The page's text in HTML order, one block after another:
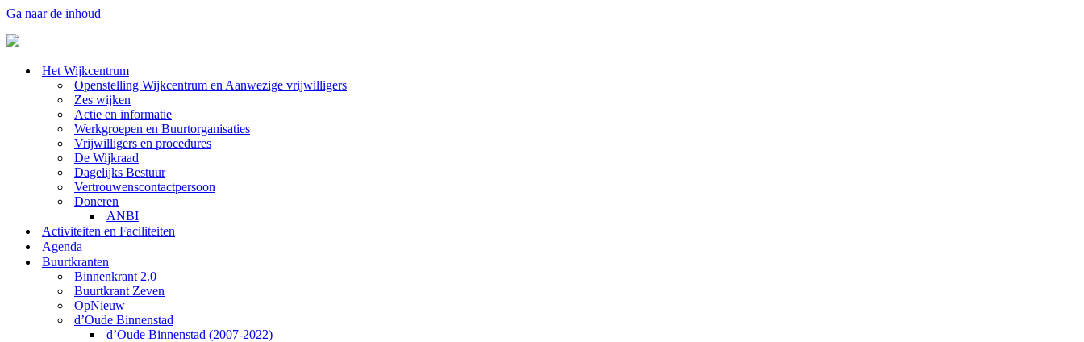
Ga naar de inhoud
Het Wijkcentrum
Openstelling Wijkcentrum en Aanwezige vrijwilligers
Zes wijken
Actie en informatie
Werkgroepen en Buurtorganisaties
Vrijwilligers en procedures
De Wijkraad
Dagelijks Bestuur
Vertrouwenscontactpersoon
Doneren
ANBI
Activiteiten en Faciliteiten
Agenda
Buurtkranten
Binnenkrant 2.0
Buurtkrant Zeven
OpNieuw
d’Oude Binnenstad
d’Oude Binnenstad (2007-2022)